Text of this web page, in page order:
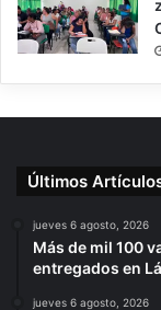
Últimos
jueves 6 agosto, 2026
Más de mil 100
entregados en
jueves 6 agosto, 2026